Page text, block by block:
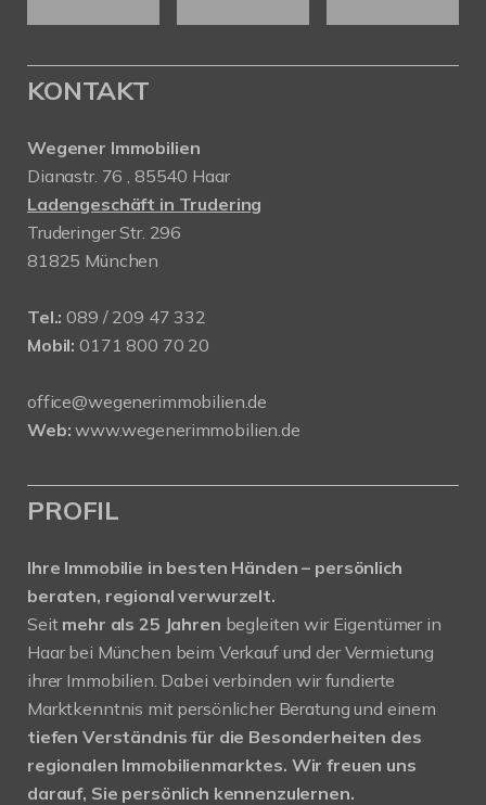
KONTAKT
Wegener Immobilien
Dianastr. 76 , 85540 Haar
Ladengeschäft in Trudering
Truderinger Str. 296
81825 München
Tel.: 089 / 209 47 332
Mobil: 0171 800 70 20
office@wegenerimmobilien.de
Web: www.wegenerimmobilien.de
PROFIL
Ihre Immobilie in besten Händen – persönlich
beraten, regional verwurzelt.
Seit mehr als 25 Jahren begleiten wir Eigentümer in
Haar bei München beim Verkauf und der Vermietung
ihrer Immobilien. Dabei verbinden wir fundierte
Marktkenntnis mit persönlicher Beratung und einem
tiefen Verständnis für die Besonderheiten des
regionalen Immobilienmarktes. Wir freuen uns
darauf, Sie persönlich kennenzulernen.